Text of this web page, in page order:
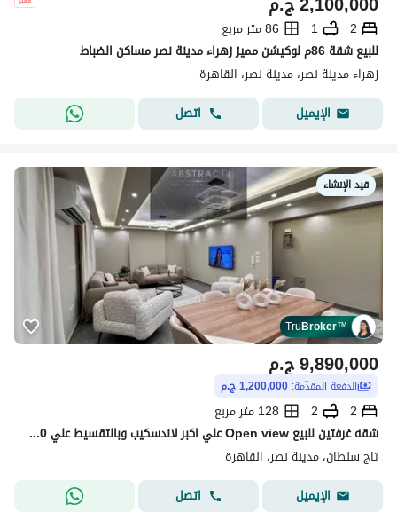
2
1
86 متر مربع
للبيع شقة 86م لوكيشن مميز زهراء مدينة نصر مساكن الضباط
زهراء مدينة نصر، مدينة نصر، القاهرة
الإيميل
اتصل
قيد الإنشاء
TruBroker™
ج.م9,890,000
الدفعة المقدّمة: 1,200,000 ج.م
2
2
128 متر مربع
شقه غرفتين للبيع Open view علي اكبر لاندسكيب وبالتقسيط علي 10 سنين عدد محدود من الوحدات في قلب تاج بالقرب من الرحاب علي طريق السويس دقائق من مدينتي
تاج سلطان، مدينة نصر، القاهرة
الإيميل
اتصل